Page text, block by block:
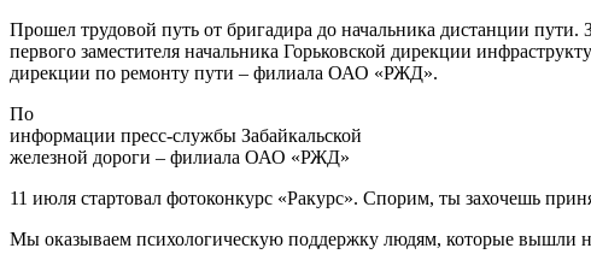
Прошел трудовой путь от бригадира до начальника дистанции
первого заместителя начальника Горьковской дирекции
дирекции по ремонту пути – филиала ОАО «РЖД».
По
информации пресс-службы Забайкальской
железной дороги – филиала ОАО «РЖД»
11 июля стартовал фотоконкурс «Ракурс». Спорим, ты захочешь
Мы оказываем психологическую поддержку людям, которые вышли